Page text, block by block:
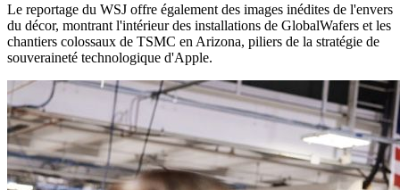
Le reportage du WSJ offre également des images inédites de l'envers
du décor, montrant l'intérieur des installations de GlobalWafers et les
chantiers colossaux de TSMC en Arizona, piliers de la stratégie de
souveraineté technologique d'Apple.